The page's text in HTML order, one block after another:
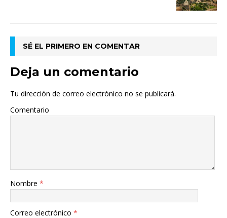
SÉ EL PRIMERO EN COMENTAR
Deja un comentario
Tu dirección de correo electrónico no se publicará.
Comentario
Nombre *
Correo electrónico *